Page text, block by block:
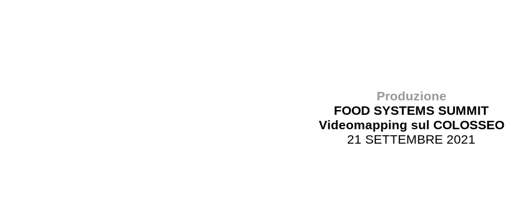
Produzione
FOOD SYSTEMS SUMMIT
Videomapping sul COLOSSEO
21 SETTEMBRE 2021